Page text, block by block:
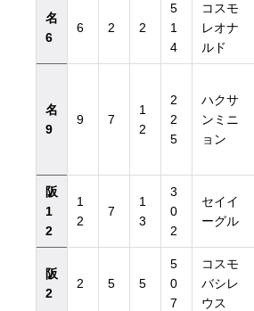
名
6
6 2 2
5
1
4
コスモ
レオナ
ルド
名
9
9 7
1
2
2
2
5
ハクサ
ンミニ
ョン
阪
1
2
1
2
7
1
3
3
0
2
セイイ
ーグル
阪
2
2 5 5
5
0
7
コスモ
バシレ
ウス